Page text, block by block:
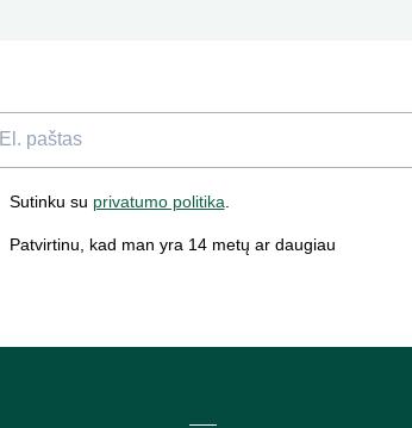
Sutinku su privatumo politika
Patvirtinu, kad man yra 14 metų ar daugiau